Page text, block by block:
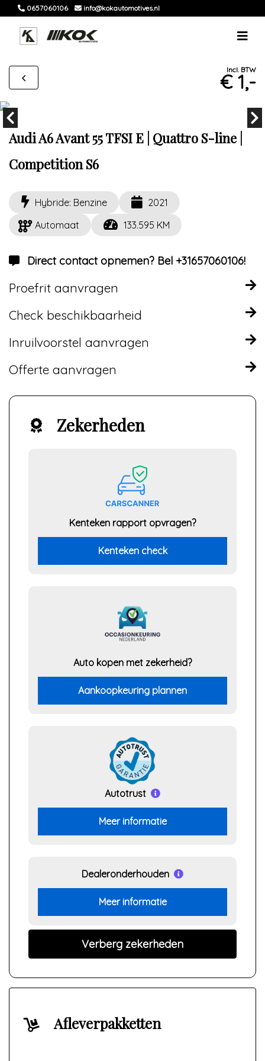
0657060106 info@kokautomotives.nl
Incl. BTW
€ 1,-
Audi A6 Avant 55 TFSI E | Quattro S-line |
Competition S6
Hybride: Benzine
2021
Automaat
133.595 KM
Direct contact opnemen? Bel +31657060106!
Proefrit aanvragen
Check beschikbaarheid
Inruilvoorstel aanvragen
Offerte aanvragen
Zekerheden
Kenteken rapport opvragen?
Kenteken check
Auto kopen met zekerheid?
Aankoopkeuring plannen
Autotrust
Meer informatie
Dealeronderhouden
Meer informatie
Verberg zekerheden
Afleverpakketten